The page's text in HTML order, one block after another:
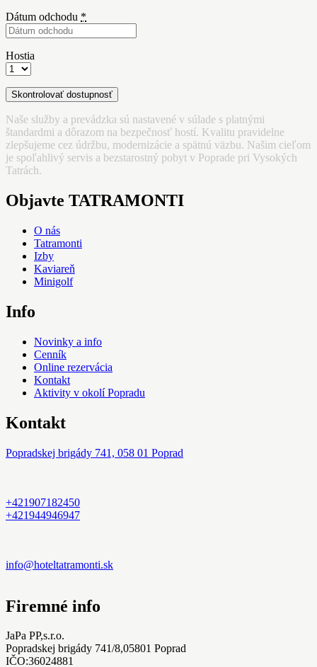
Dátum odchodu *
Hostia
Naše služby a prevádzka sú nastavené v súlade s platnými
štandardmi a dôrazom na bezpečnosť hostí. Kvalitu pravidelne
zlepšujeme cez údržbu, modernizácie a spätnú väzbu. Našim cieľom
je spoľahlivý servis a bezstarostný pobyt v Poprade pri Vysokých
Tatrách.
Objavte TATRAMONTI
O nás
Tatramonti
Izby
Kaviareň
Minigolf
Info
Novinky a info
Cenník
Online rezervácia
Kontakt
Aktivity v okolí Popradu
Kontakt
Popradskej brigády 741, 058 01 Poprad
+421907182450
+421944946947
info@hoteltatramonti.sk
Firemné info
JaPa PP,s.r.o.
Popradskej brigády 741/8,05801 Poprad
IČO:36024881